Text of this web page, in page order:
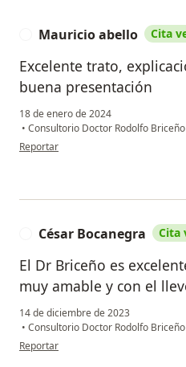
Mauricio abello Cita
Excelente trato,
buena presentación
18 de enero de 2024
• Consultorio Doctor Rodolfo Briceño
en opinión del usuario Mauricio abello
Reportar
César Bocanegra Cita
El Dr Briceño es
muy amable y con el
14 de diciembre de 2023
• Consultorio Doctor Rodolfo Briceño
en opinión del usuario César
Reportar